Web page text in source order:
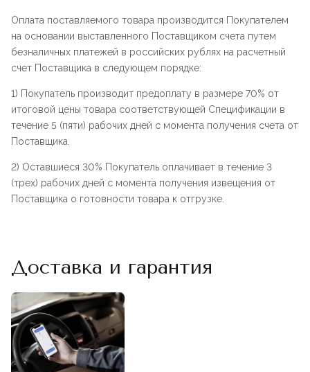
Оплата поставляемого товара производится Покупателем
на основании выставленного Поставщиком счета путем
безналичных платежей в российских рублях на расчетный
счет Поставщика в следующем порядке:
1) Покупатель производит предоплату в размере 70% от
итоговой цены товара соответствующей Спецификации в
течение 5 (пяти) рабочих дней с момента получения счета от
Поставщика.
2) Оставшиеся 30% Покупатель оплачивает в течение 3
(трех) рабочих дней с момента получения извещения от
Поставщика о готовности товара к отгрузке.
Доставка и гарантия